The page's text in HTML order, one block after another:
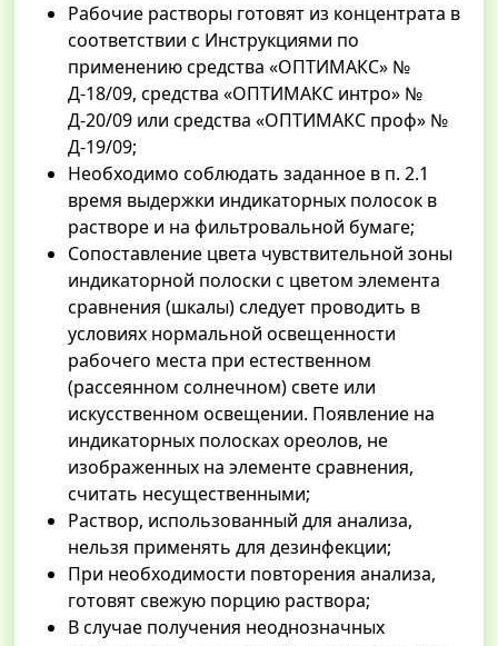
Рабочие растворы готовят из концентрата в
соответствии с Инструкциями по
применению средства «ОПТИМАКС» №
Д-18/09, средства «ОПТИМАКС интро» №
Д-20/09 или средства «ОПТИМАКС проф» №
Д-19/09;
Необходимо соблюдать заданное в п. 2.1
время выдержки индикаторных полосок в
растворе и на фильтровальной бумаге;
Сопоставление цвета чувствительной зоны
индикаторной полоски с цветом элемента
сравнения (шкалы) следует проводить в
условиях нормальной освещенности
рабочего места при естественном
(рассеянном солнечном) свете или
искусственном освещении. Появление на
индикаторных полосках ореолов, не
изображенных на элементе сравнения,
считать несущественными;
Раствор, использованный для анализа,
нельзя применять для дезинфекции;
При необходимости повторения анализа,
готовят свежую порцию раствора;
В случае получения неоднозначных